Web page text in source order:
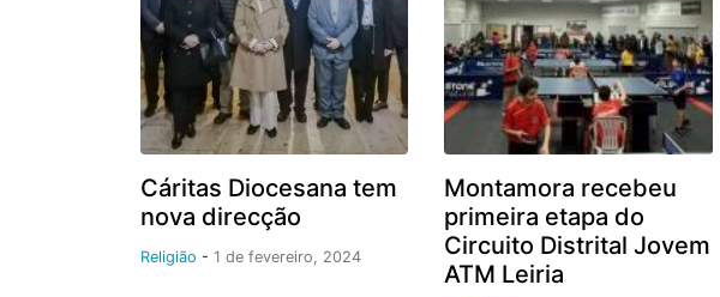
Cáritas Diocesana tem
nova direcção
Religião - 1 de fevereiro, 2024
Montamora recebeu
primeira etapa do
Circuito Distrital Jovem
ATM Leiria